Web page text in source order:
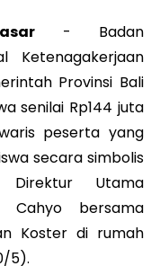
- Badan
Ketenagakerjaan
Provinsi Bali
senilai Rp144 juta
peserta yang
secara simbolis
Direktur Utama
Cahyo bersama
Koster di rumah
5).